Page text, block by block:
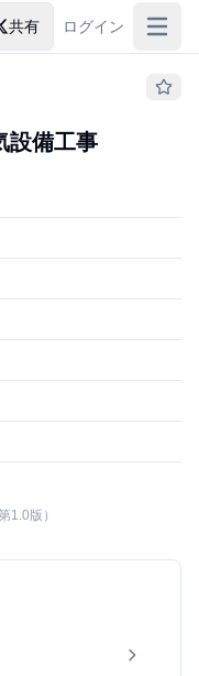
共有 ログイン
設備工事
1.0版）